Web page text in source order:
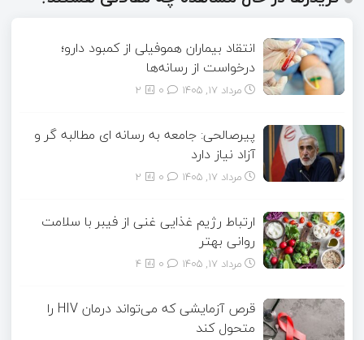
انتقاد بیماران هموفیلی از کمبود دارو؛
درخواست از رسانه‌ها
مرداد ۱۷, ۱۴۰۵ 2
پیرصالحی: جامعه به رسانه ای مطالبه گر و
آزاد نیاز دارد
مرداد ۱۷, ۱۴۰۵ 2
ارتباط رژیم غذایی غنی از فیبر با سلامت
روانی بهتر
مرداد ۱۷, ۱۴۰۵ 4
قرص آزمایشی که می‌تواند درمان HIV را
متحول کند